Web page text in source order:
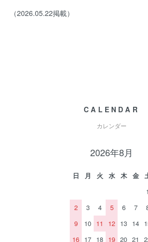
（2026.05.22掲載）
CALENDAR
カレンダー
2026年8月
日 月 火 水 木 金
1
2
3 4 5 6 7
9
10 11 12 13 14
16 17 18 19 20 21